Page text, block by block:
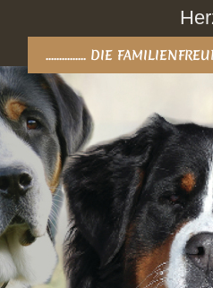
............... DIE